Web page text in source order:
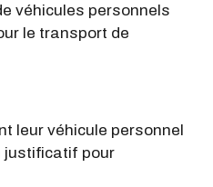
véhicules personnels
le transport de
leur véhicule personnel
justificatif pour